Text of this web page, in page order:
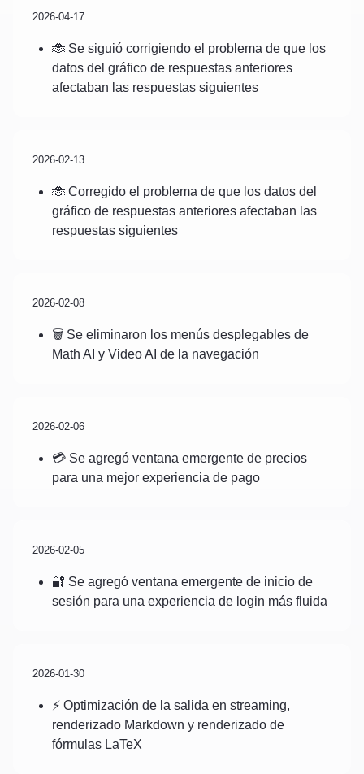
2026-04-17
🐞 Se siguió corrigiendo el problema de que los
datos del gráfico de respuestas anteriores
afectaban las respuestas siguientes
2026-02-13
🐞 Corregido el problema de que los datos del
gráfico de respuestas anteriores afectaban las
respuestas siguientes
2026-02-08
🗑️ Se eliminaron los menús desplegables de
Math AI y Video AI de la navegación
2026-02-06
💳 Se agregó ventana emergente de precios
para una mejor experiencia de pago
2026-02-05
🔐 Se agregó ventana emergente de inicio de
sesión para una experiencia de login más fluida
2026-01-30
⚡ Optimización de la salida en streaming,
renderizado Markdown y renderizado de
fórmulas LaTeX